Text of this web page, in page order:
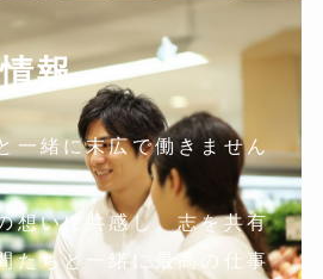
報
一緒に末広で働きません
想いに共感し。志を共有
たちと一緒に最高の仕事